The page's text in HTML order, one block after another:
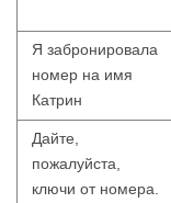
Я забронировала
номер на имя
Катрин
Дайте,
пожалуйста,
ключи от номера.